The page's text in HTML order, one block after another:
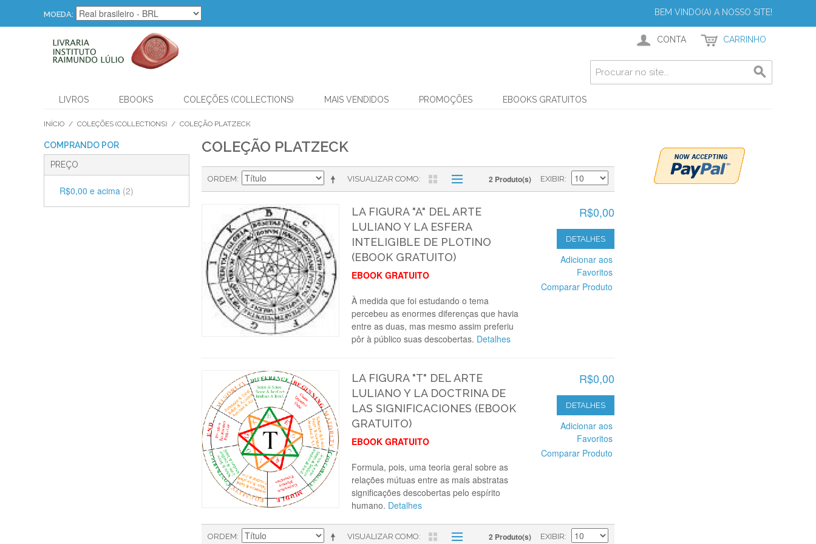
MOEDA: BEM VINDO(A) A NOSSO SITE!
CONTA CARRINHO
LIVROS EBOOKS COLEÇÕES (COLLECTIONS) MAIS VENDIDOS PROMOÇÕES EBOOKS GRATUITOS
INÍCIO / COLEÇÕES (COLLECTIONS) / COLEÇÃO PLATZECK
COMPRANDO POR
PREÇO
R$0,00 e acima (2)
COLEÇÃO PLATZECK
VISUALIZAR COMO
ORDEM 2 Produto(s) EXIBIR
LA FIGURA "A" DEL ARTE
LULIANO Y LA ESFERA
INTELIGIBLE DE PLOTINO
(EBOOK GRATUITO)
R$0,00
DETALHES
Adicionar aos
Favoritos
Comparar Produto
EBOOK GRATUITO
À medida que foi estudando o tema
percebeu as enormes diferenças que havia
entre as duas, mas mesmo assim preferiu
pôr à público suas descobertas. Detalhes
LA FIGURA "T" DEL ARTE
LULIANO Y LA DOCTRINA DE
LAS SIGNIFICACIONES (EBOOK
GRATUITO)
R$0,00
DETALHES
Adicionar aos
Favoritos
Comparar Produto
EBOOK GRATUITO
Formula, pois, uma teoria geral sobre as
relações mútuas entre as mais abstratas
significações descobertas pelo espírito
humano. Detalhes
VISUALIZAR COMO
ORDEM 2 Produto(s) EXIBIR